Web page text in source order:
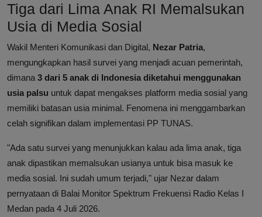
Tiga dari Lima Anak RI Memalsukan
Usia di Media Sosial
Wakil Menteri Komunikasi dan Digital, Nezar Patria,
mengungkapkan hasil survei yang menjadi acuan pemerintah,
dimana 3 dari 5 anak di Indonesia diketahui menggunakan
usia palsu untuk dapat mengakses platform media sosial yang
memiliki batasan usia minimal. Fenomena ini menggambarkan
celah signifikan dalam implementasi PP TUNAS.
"Ada satu survei yang menunjukkan kalau ada lima anak, tiga
anak dipastikan memalsukan usianya untuk bisa masuk ke
media sosial. Ini sudah umum terjadi," ujar Nezar dalam
pernyataan di Balai Monitor Spektrum Frekuensi Radio Kelas I
Medan pada 4 Juli 2026.